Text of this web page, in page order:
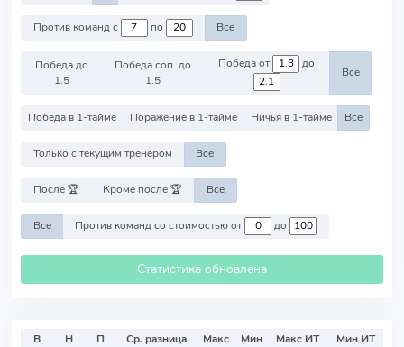
Против команд с по Все
Победа до
1.5
Победа соп. до
1.5
Победа от до
Все
Победа в 1-тайме Поражение в 1-тайме Ничья в 1-тайме Все
Только с текущим тренером Все
После 🏆 Кроме после 🏆 Все
Все Против команд со стоимостью от до
Статистика обновлена
В Н П Ср. разница Макс Мин Макс ИТ
Мин ИТ